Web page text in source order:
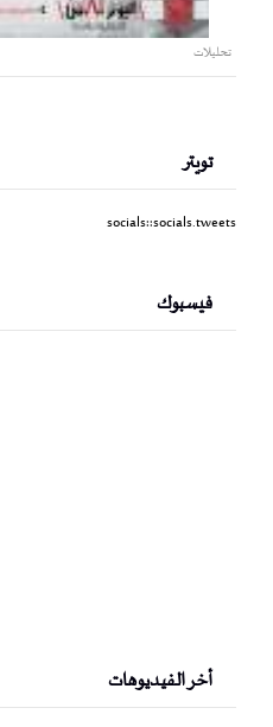
تحليلات
تويتر
socials::socials.tweets
فيسبوك
أخر الفيديوهات